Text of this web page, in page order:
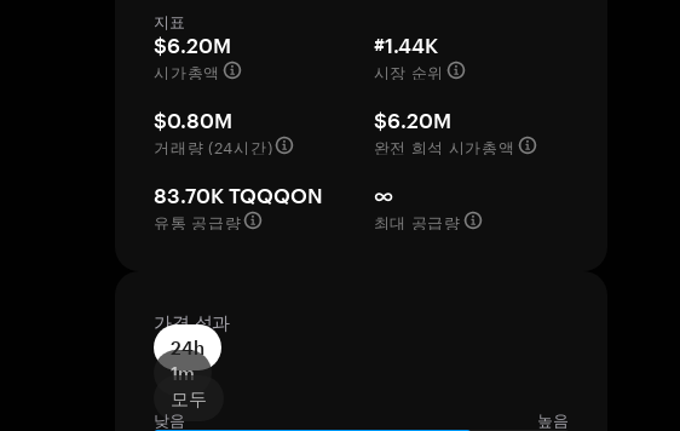
지표
$6.20M
시가총액
#1.44K
시장 순위
$0.80M
거래량 (24시간)
$6.20M
완전 희석 시가총액
83.70K TQQQON
유통 공급량
∞
최대 공급량
가격 성과
24h
1m
모두
낮음 높음